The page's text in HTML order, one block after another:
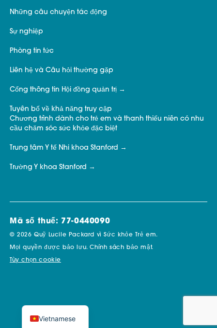
Những câu chuyện tác động
Sự nghiệp
Phòng tin tức
Liên hệ và Câu hỏi thường gặp
Cổng thông tin Hội đồng quản trị
Tuyên bố về khả năng truy cập
Chương trình dành cho trẻ em và thanh thiếu niên có nhu
cầu chăm sóc sức khỏe đặc biệt
Trung tâm Y tế Nhi khoa Stanford
Trường Y khoa Stanford
Mã số thuế: 77-0440090
© 2026 Quỹ Lucile Packard vì Sức khỏe Trẻ em.
Mọi quyền được bảo lưu.Chính sách bảo mật.
Tùy chọn cookie
Vietnamese